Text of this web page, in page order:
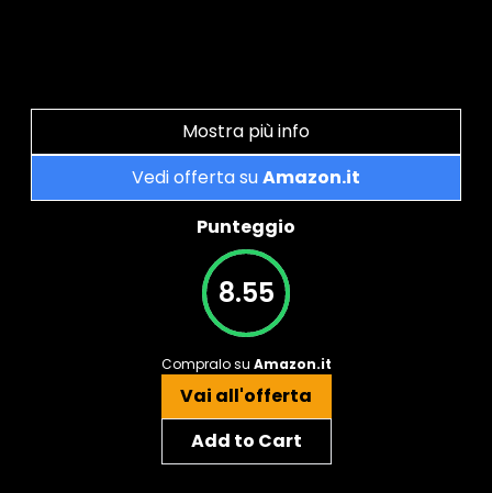
Mostra più info
Vedi offerta suAmazon.it
Punteggio
8.55
Compralo su Amazon.it
Vai all'offerta
Add to Cart